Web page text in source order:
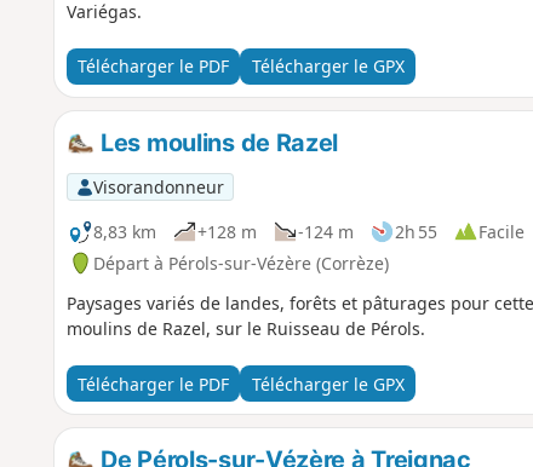
Variégas.
Télécharger le PDF Télécharger le GPX
Les moulins de Razel
Visorandonneur
8,83 km
+128 m -124 m 2h 55
Facile
Départ à Pérols-sur-Vézère (Corrèze)
Paysages variés de landes, forêts et pâturages pour
moulins de Razel, sur le Ruisseau de Pérols.
Télécharger le PDF Télécharger le GPX
De Pérols-sur-Vézère à Treignac